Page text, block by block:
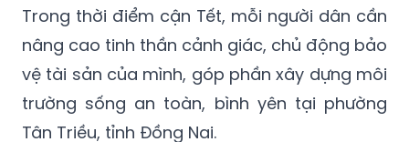
Trong thời điểm cận Tết, mỗi người dân cần
nâng cao tinh thần cảnh giác, chủ động bảo
vệ tài sản của mình, góp phần xây dựng môi
trường sống an toàn, bình yên tại phường
Tân Triều, tỉnh Đồng Nai.